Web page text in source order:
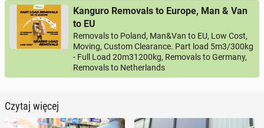
Kanguro Removals to Europe, Man & Van
to EU
Removals to Poland, Man&Van to EU, Low Cost,
Moving, Custom Clearance. Part load 5m3/300kg
- Full Load 20m31200kg, Removals to Germany,
Removals to Netherlands
Czytaj więcej